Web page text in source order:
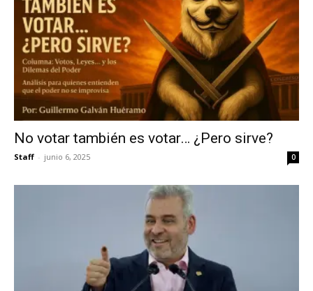
No votar también es votar… ¿Pero sirve?
Staff - junio 6, 2025 0